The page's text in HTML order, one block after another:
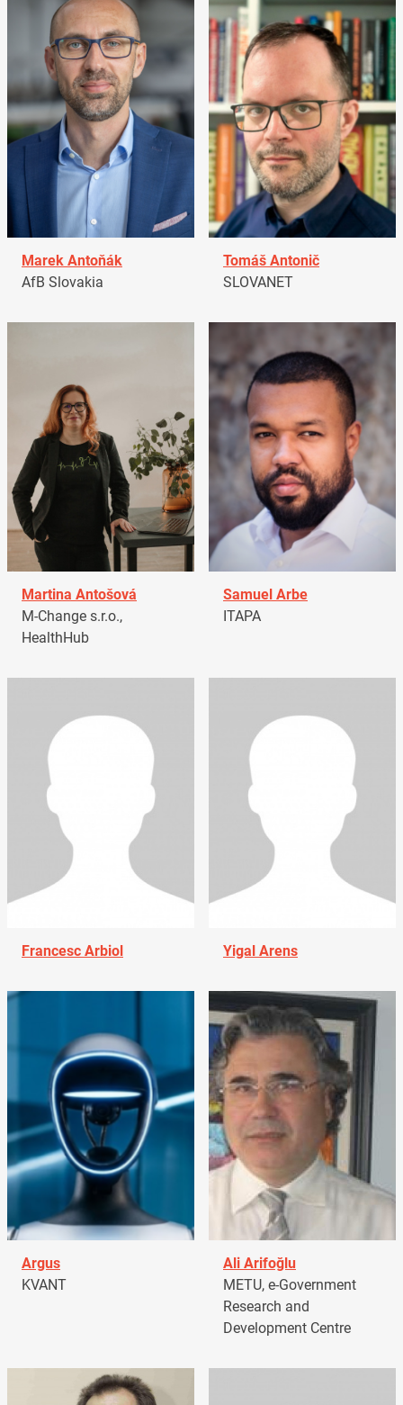
Marek Antoňák
AfB Slovakia
Tomáš Antonič
SLOVANET
Martina Antošová
M-Change s.r.o.,
HealthHub
Samuel Arbe
ITAPA
Francesc Arbiol Yigal Arens
Argus
KVANT
Ali Arifoğlu
METU, e-Government
Research and
Development Centre